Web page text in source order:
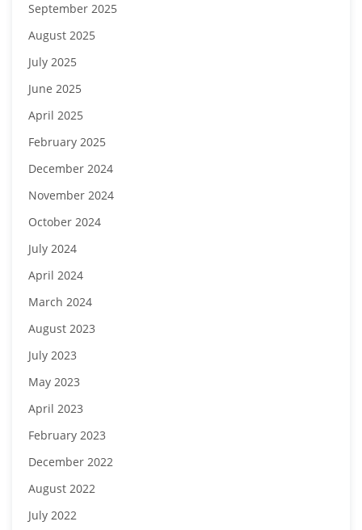
September 2025
August 2025
July 2025
June 2025
April 2025
February 2025
December 2024
November 2024
October 2024
July 2024
April 2024
March 2024
August 2023
July 2023
May 2023
April 2023
February 2023
December 2022
August 2022
July 2022